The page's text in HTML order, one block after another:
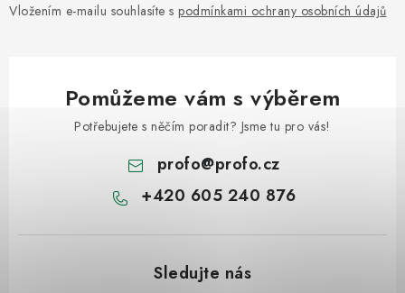
Vložením e-mailu souhlasíte s podmínkami ochrany osobních údajů
Pomůžeme vám s výběrem
Potřebujete s něčím poradit? Jsme tu pro vás!
profo@profo.cz
+420 605 240 876